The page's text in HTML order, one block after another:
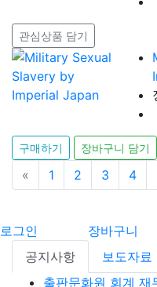
관심상품 담기
구매하기 장바구니 담기
« 이전
1 2 3 4
로그인 장바구니
공지사항
보도자료
출판문화원 회계 재